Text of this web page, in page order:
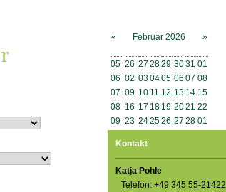
« Februar 2026
»
05 26 27 2829 3031 01
06 02 030405 06 07 08
07 09 10 11 12 13 14 15
08 16 17 18 19 2021 22
09 23 242526 27 28 01
Kontakt
Katja Pohle
Telefon: +49 345 55-21422